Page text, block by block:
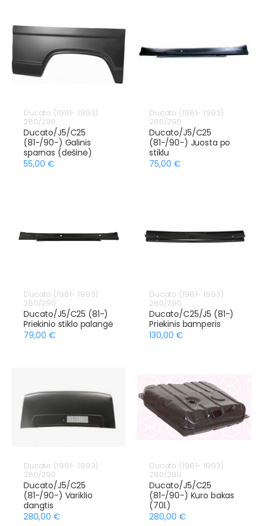
Ducato (1981- 1993)
280/290
Ducato/J5/C25
(81-/90-) Galinis
sparnas (dešinė)
55,00 €
Ducato (1981- 1993)
280/290
Ducato/J5/C25
(81-/90-) Juosta po
stiklu
75,00 €
Ducato (1981- 1993)
280/290
Ducato/J5/C25 (81-)
Priekinio stiklo palangė
79,00 €
Ducato (1981- 1993)
280/290
Ducato/C25/J5 (81-)
Priekinis bamperis
130,00 €
Ducato (1981- 1993)
280/290
Ducato/J5/C25
(81-/90-) Variklio
dangtis
280,00 €
Ducato (1981- 1993)
280/290
Ducato/J5/C25
(81-/90-) Kuro bakas
(70l.)
280,00 €